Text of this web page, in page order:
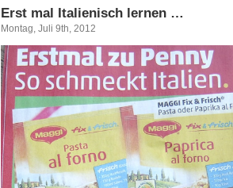
Erst mal Italienisch lernen …
Montag, Juli 9th, 2012